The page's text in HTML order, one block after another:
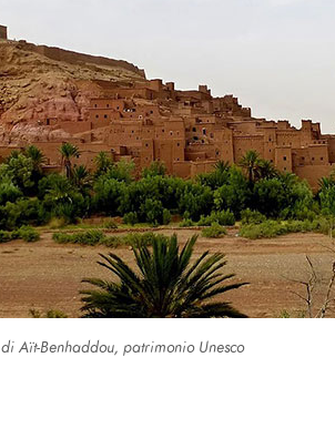
Aït-Benhaddou, patrimonio Unesco